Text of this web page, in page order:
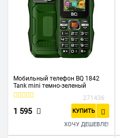
Мобильный телефон BQ 1842
Tank mini темно-зеленый
271436
1 595 КУПИТЬ
ХОЧУ ДЕШЕВЛЕ!